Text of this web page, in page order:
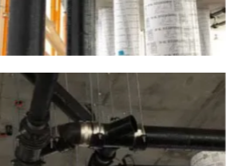
Plomberie ALM